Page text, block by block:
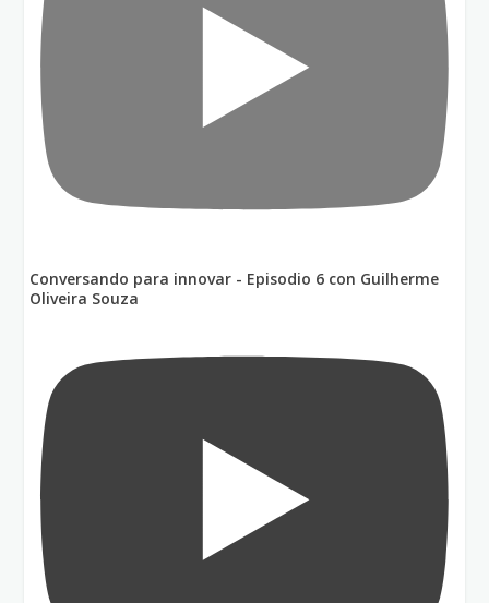
Conversando para innovar - Episodio 6 con Guilherme
Oliveira Souza